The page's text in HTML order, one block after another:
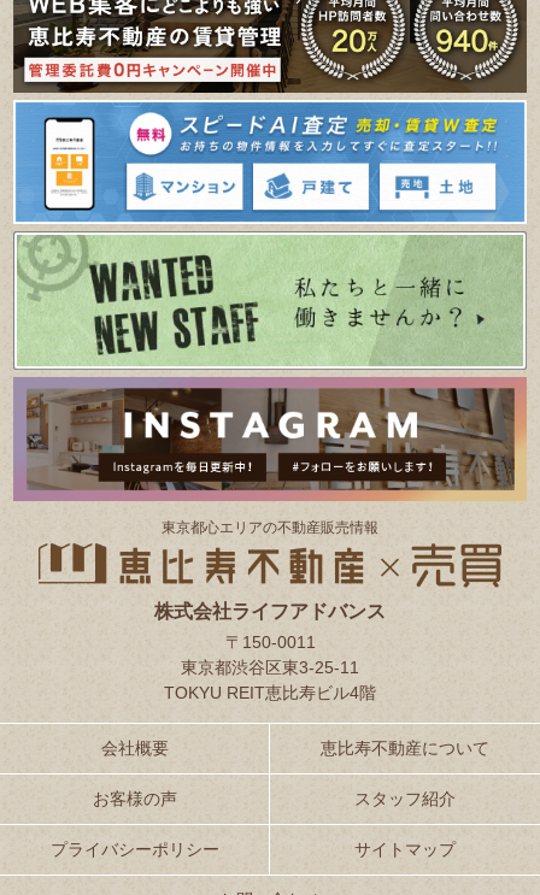
東京都⼼エリアの不動産販売情報
株式会社ライフアドバンス
〒150-0011
東京都渋谷区東3-25-11
TOKYU REIT恵比寿ビル4階
会社概要 恵比寿不動産について
お客様の声 スタッフ紹介
プライバシーポリシー サイトマップ